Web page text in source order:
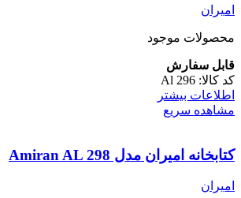
امیران
محصولات موجود
قابل سفارش
کد کالا: Al 296
اطلاعات بیشتر
مشاهده سریع
کتابخانه امیران مدل Amiran AL 298
امیران